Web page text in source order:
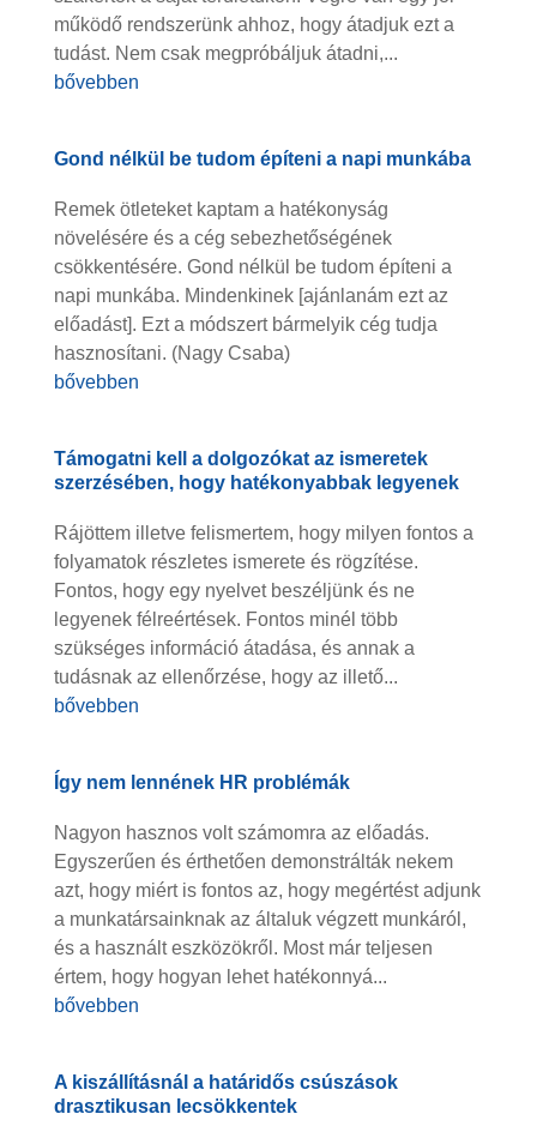
működő rendszerünk ahhoz, hogy átadjuk ezt a
tudást. Nem csak megpróbáljuk átadni,...
bővebben
Gond nélkül be tudom építeni a napi munkába
Remek ötleteket kaptam a hatékonyság
növelésére és a cég sebezhetőségének
csökkentésére. Gond nélkül be tudom építeni a
napi munkába. Mindenkinek [ajánlanám ezt az
előadást]. Ezt a módszert bármelyik cég tudja
hasznosítani. (Nagy Csaba)
bővebben
Támogatni kell a dolgozókat az ismeretek
szerzésében, hogy hatékonyabbak legyenek
Rájöttem illetve felismertem, hogy milyen fontos a
folyamatok részletes ismerete és rögzítése.
Fontos, hogy egy nyelvet beszéljünk és ne
legyenek félreértések. Fontos minél több
szükséges információ átadása, és annak a
tudásnak az ellenőrzése, hogy az illető...
bővebben
Így nem lennének HR problémák
Nagyon hasznos volt számomra az előadás.
Egyszerűen és érthetően demonstrálták nekem
azt, hogy miért is fontos az, hogy megértést adjunk
a munkatársainknak az általuk végzett munkáról,
és a használt eszközökről. Most már teljesen
értem, hogy hogyan lehet hatékonnyá...
bővebben
A kiszállításnál a határidős csúszások
drasztikusan lecsökkentek